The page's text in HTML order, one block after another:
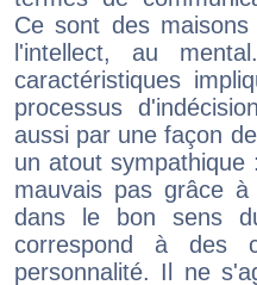
Ce sont des
l'intellect, au
caractéristiques
processus
aussi par une façon
un atout
mauvais pas grâce
dans le bon sens
correspond à des
personnalité. Il ne